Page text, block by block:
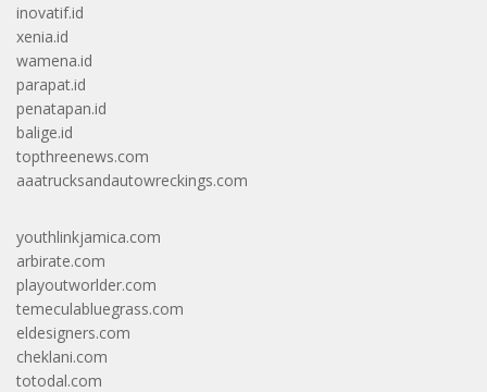
inovatif.id
xenia.id
wamena.id
parapat.id
penatapan.id
balige.id
topthreenews.com
aaatrucksandautowreckings.com
youthlinkjamica.com
arbirate.com
playoutworlder.com
temeculabluegrass.com
eldesigners.com
cheklani.com
totodal.com